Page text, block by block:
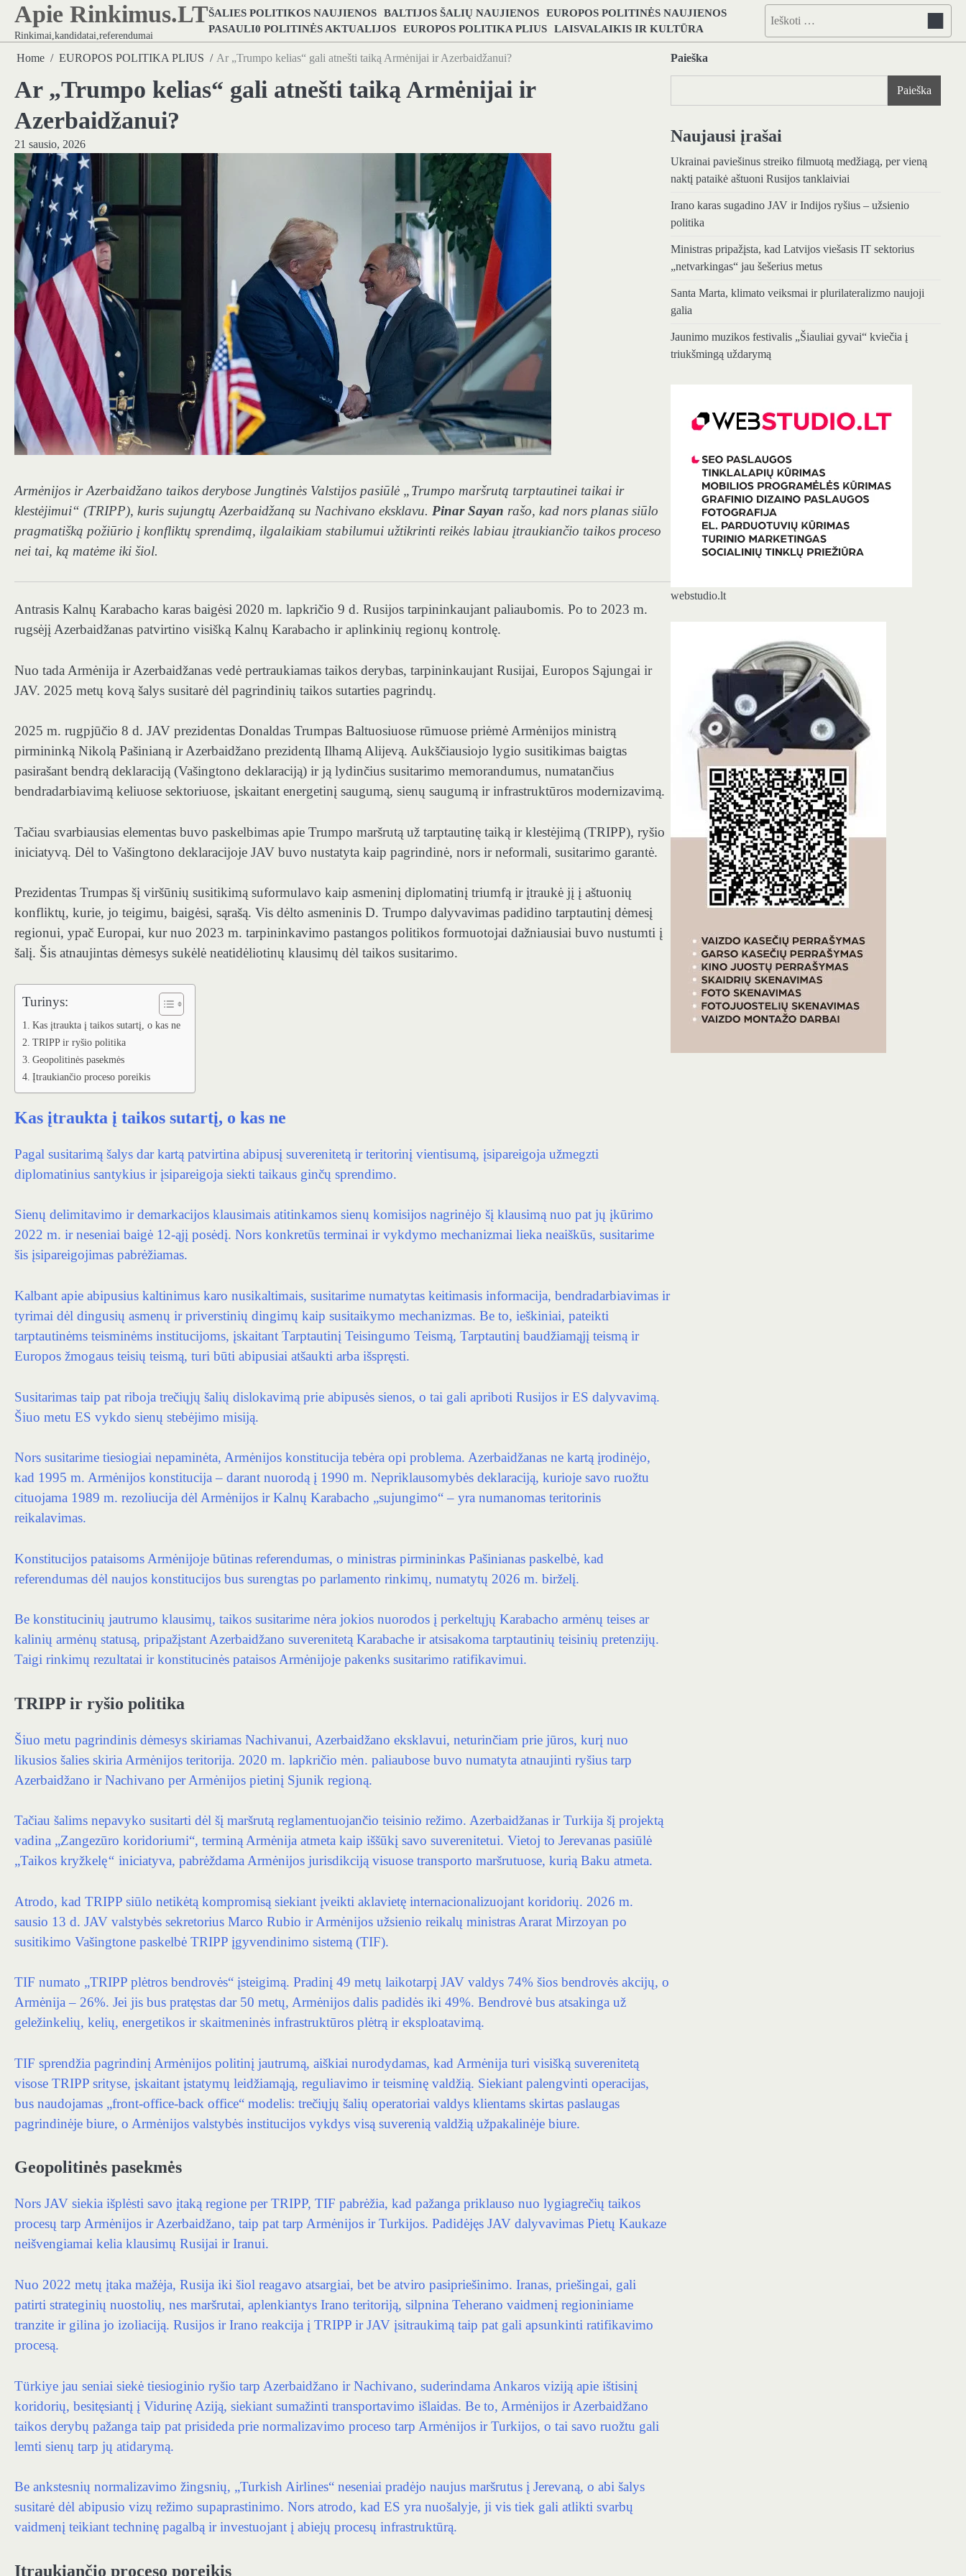
Skip
content
Apie Rinkimus.LT
Rinkimai,kandidatai,referendumai
ŠALIES POLITIKOS NAUJIENOS BALTIJOS ŠALIŲ NAUJIENOS EUROPOS POLITINĖS NAUJIENOS
PASAULI0 POLITINĖS AKTUALIJOS EUROPOS POLITIKA PLIUS LAISVALAIKIS IR KULTŪRA
Ieškoti:
Home EUROPOS POLITIKA PLIUS Ar „Trumpo kelias“ gali atnešti taiką Armėnijai ir Azerbaidžanui?
Ar „Trumpo kelias“ gali atnešti taiką Armėnijai ir
Azerbaidžanui?
21 sausio, 2026
Armėnijos ir Azerbaidžano taikos derybose Jungtinės Valstijos pasiūlė „Trumpo maršrutą tarptautinei taikai ir
klestėjimui“ (TRIPP), kuris sujungtų Azerbaidžaną su Nachivano eksklavu. Pinar Sayan rašo, kad nors planas siūlo
pragmatišką požiūrio į konfliktų sprendimą, ilgalaikiam stabilumui užtikrinti reikės labiau įtraukiančio taikos proceso
nei tai, ką matėme iki šiol.
Antrasis Kalnų Karabacho karas baigėsi 2020 m. lapkričio 9 d. Rusijos tarpininkaujant paliaubomis. Po to 2023 m.
rugsėjį Azerbaidžanas patvirtino visišką Kalnų Karabacho ir aplinkinių regionų kontrolę.
Nuo tada Armėnija ir Azerbaidžanas vedė pertraukiamas taikos derybas, tarpininkaujant Rusijai, Europos Sąjungai ir
JAV. 2025 metų kovą šalys susitarė dėl pagrindinių taikos sutarties pagrindų.
2025 m. rugpjūčio 8 d. JAV prezidentas Donaldas Trumpas Baltuosiuose rūmuose priėmė Armėnijos ministrą
pirmininką Nikolą Pašinianą ir Azerbaidžano prezidentą Ilhamą Alijevą. Aukščiausiojo lygio susitikimas baigtas
pasirašant bendrą deklaraciją (Vašingtono deklaraciją) ir ją lydinčius susitarimo memorandumus, numatančius
bendradarbiavimą keliuose sektoriuose, įskaitant energetinį saugumą, sienų saugumą ir infrastruktūros modernizavimą.
Tačiau svarbiausias elementas buvo paskelbimas apie Trumpo maršrutą už tarptautinę taiką ir klestėjimą (TRIPP), ryšio
iniciatyvą. Dėl to Vašingtono deklaracijoje JAV buvo nustatyta kaip pagrindinė, nors ir neformali, susitarimo garantė.
Prezidentas Trumpas šį viršūnių susitikimą suformulavo kaip asmeninį diplomatinį triumfą ir įtraukė jį į aštuonių
konfliktų, kurie, jo teigimu, baigėsi, sąrašą. Vis dėlto asmeninis D. Trumpo dalyvavimas padidino tarptautinį dėmesį
regionui, ypač Europai, kur nuo 2023 m. tarpininkavimo pastangos politikos formuotojai dažniausiai buvo nustumti į
šalį. Šis atnaujintas dėmesys sukėlė neatidėliotinų klausimų dėl taikos susitarimo.
Turinys:
Kas įtraukta į taikos sutartį, o kas ne
TRIPP ir ryšio politika
Geopolitinės pasekmės
Įtraukiančio proceso poreikis
Kas įtraukta į taikos sutartį, o kas ne
Pagal susitarimą šalys dar kartą patvirtina abipusį suverenitetą ir teritorinį vientisumą, įsipareigoja užmegzti
diplomatinius santykius ir įsipareigoja siekti taikaus ginčų sprendimo.
Sienų delimitavimo ir demarkacijos klausimais atitinkamos sienų komisijos nagrinėjo šį klausimą nuo pat jų įkūrimo
2022 m. ir neseniai baigė 12-ąjį posėdį. Nors konkretūs terminai ir vykdymo mechanizmai lieka neaiškūs, susitarime
šis įsipareigojimas pabrėžiamas.
Kalbant apie abipusius kaltinimus karo nusikaltimais, susitarime numatytas keitimasis informacija, bendradarbiavimas ir
tyrimai dėl dingusių asmenų ir priverstinių dingimų kaip susitaikymo mechanizmas. Be to, ieškiniai, pateikti
tarptautinėms teisminėms institucijoms, įskaitant Tarptautinį Teisingumo Teismą, Tarptautinį baudžiamąjį teismą ir
Europos žmogaus teisių teismą, turi būti abipusiai atšaukti arba išspręsti.
Susitarimas taip pat riboja trečiųjų šalių dislokavimą prie abipusės sienos, o tai gali apriboti Rusijos ir ES dalyvavimą.
Šiuo metu ES vykdo sienų stebėjimo misiją.
Nors susitarime tiesiogiai nepaminėta, Armėnijos konstitucija tebėra opi problema. Azerbaidžanas ne kartą įrodinėjo,
kad 1995 m. Armėnijos konstitucija – darant nuorodą į 1990 m. Nepriklausomybės deklaraciją, kurioje savo ruožtu
cituojama 1989 m. rezoliucija dėl Armėnijos ir Kalnų Karabacho „sujungimo“ – yra numanomas teritorinis
reikalavimas.
Konstitucijos pataisoms Armėnijoje būtinas referendumas, o ministras pirmininkas Pašinianas paskelbė, kad
referendumas dėl naujos konstitucijos bus surengtas po parlamento rinkimų, numatytų 2026 m. birželį.
Be konstitucinių jautrumo klausimų, taikos susitarime nėra jokios nuorodos į perkeltųjų Karabacho armėnų teises ar
kalinių armėnų statusą, pripažįstant Azerbaidžano suverenitetą Karabache ir atsisakoma tarptautinių teisinių pretenzijų.
Taigi rinkimų rezultatai ir konstitucinės pataisos Armėnijoje pakenks susitarimo ratifikavimui.
TRIPP ir ryšio politika
Šiuo metu pagrindinis dėmesys skiriamas Nachivanui, Azerbaidžano eksklavui, neturinčiam prie jūros, kurį nuo
likusios šalies skiria Armėnijos teritorija. 2020 m. lapkričio mėn. paliaubose buvo numatyta atnaujinti ryšius tarp
Azerbaidžano ir Nachivano per Armėnijos pietinį Sjunik regioną.
Tačiau šalims nepavyko susitarti dėl šį maršrutą reglamentuojančio teisinio režimo. Azerbaidžanas ir Turkija šį projektą
vadina „Zangezūro koridoriumi“, terminą Armėnija atmeta kaip iššūkį savo suverenitetui. Vietoj to Jerevanas pasiūlė
„Taikos kryžkelę“ iniciatyva, pabrėždama Armėnijos jurisdikciją visuose transporto maršrutuose, kurią Baku atmeta.
Atrodo, kad TRIPP siūlo netikėtą kompromisą siekiant įveikti aklavietę internacionalizuojant koridorių. 2026 m.
sausio 13 d. JAV valstybės sekretorius Marco Rubio ir Armėnijos užsienio reikalų ministras Ararat Mirzoyan po
susitikimo Vašingtone paskelbė TRIPP įgyvendinimo sistemą (TIF).
TIF numato „TRIPP plėtros bendrovės“ įsteigimą. Pradinį 49 metų laikotarpį JAV valdys 74% šios bendrovės akcijų, o
Armėnija – 26%. Jei jis bus pratęstas dar 50 metų, Armėnijos dalis padidės iki 49%. Bendrovė bus atsakinga už
geležinkelių, kelių, energetikos ir skaitmeninės infrastruktūros plėtrą ir eksploatavimą.
TIF sprendžia pagrindinį Armėnijos politinį jautrumą, aiškiai nurodydamas, kad Armėnija turi visišką suverenitetą
visose TRIPP srityse, įskaitant įstatymų leidžiamąją, reguliavimo ir teisminę valdžią. Siekiant palengvinti operacijas,
bus naudojamas „front-office-back office“ modelis: trečiųjų šalių operatoriai valdys klientams skirtas paslaugas
pagrindinėje biure, o Armėnijos valstybės institucijos vykdys visą suverenią valdžią užpakalinėje biure.
Geopolitinės pasekmės
Nors JAV siekia išplėsti savo įtaką regione per TRIPP, TIF pabrėžia, kad pažanga priklauso nuo lygiagrečių taikos
procesų tarp Armėnijos ir Azerbaidžano, taip pat tarp Armėnijos ir Turkijos. Padidėjęs JAV dalyvavimas Pietų Kaukaze
neišvengiamai kelia klausimų Rusijai ir Iranui.
Nuo 2022 metų įtaka mažėja, Rusija iki šiol reagavo atsargiai, bet be atviro pasipriešinimo. Iranas, priešingai, gali
patirti strateginių nuostolių, nes maršrutai, aplenkiantys Irano teritoriją, silpnina Teherano vaidmenį regioniniame
tranzite ir gilina jo izoliaciją. Rusijos ir Irano reakcija į TRIPP ir JAV įsitraukimą taip pat gali apsunkinti ratifikavimo
procesą.
Türkiye jau seniai siekė tiesioginio ryšio tarp Azerbaidžano ir Nachivano, suderindama Ankaros viziją apie ištisinį
koridorių, besitęsiantį į Vidurinę Aziją, siekiant sumažinti transportavimo išlaidas. Be to, Armėnijos ir Azerbaidžano
taikos derybų pažanga taip pat prisideda prie normalizavimo proceso tarp Armėnijos ir Turkijos, o tai savo ruožtu gali
lemti sienų tarp jų atidarymą.
Be ankstesnių normalizavimo žingsnių, „Turkish Airlines“ neseniai pradėjo naujus maršrutus į Jerevaną, o abi šalys
susitarė dėl abipusio vizų režimo supaprastinimo. Nors atrodo, kad ES yra nuošalyje, ji vis tiek gali atlikti svarbų
vaidmenį teikiant techninę pagalbą ir investuojant į abiejų procesų infrastruktūrą.
Įtraukiančio proceso poreikis
Paieška
Paieška
Naujausi įrašai
Ukrainai paviešinus streiko filmuotą medžiagą, per vieną
naktį pataikė aštuoni Rusijos tanklaiviai
Irano karas sugadino JAV ir Indijos ryšius – užsienio
politika
Ministras pripažįsta, kad Latvijos viešasis IT sektorius
„netvarkingas“ jau šešerius metus
Santa Marta, klimato veiksmai ir plurilateralizmo naujoji
galia
Jaunimo muzikos festivalis „Šiauliai gyvai“ kviečia į
triukšmingą uždarymą
webstudio.lt